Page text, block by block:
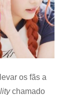
os fãs a
chamado